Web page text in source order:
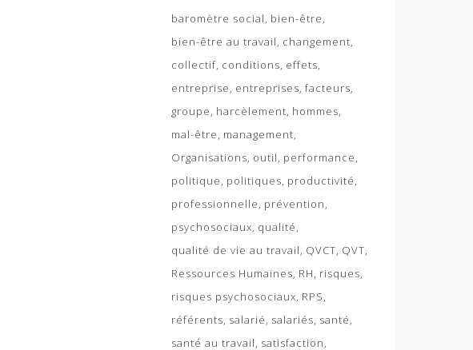
baromètre social bien-être
bien-être au travail changement
collectif conditions effets
entreprise entreprises facteurs
groupe harcèlement hommes
mal-être management
Organisations outil performance
politique politiques productivité
professionnelle prévention
psychosociaux qualité
qualité de vie au travail QVCT QVT
Ressources Humaines RH risques
risques psychosociaux RPS
référents salarié salariés santé
santé au travail satisfaction